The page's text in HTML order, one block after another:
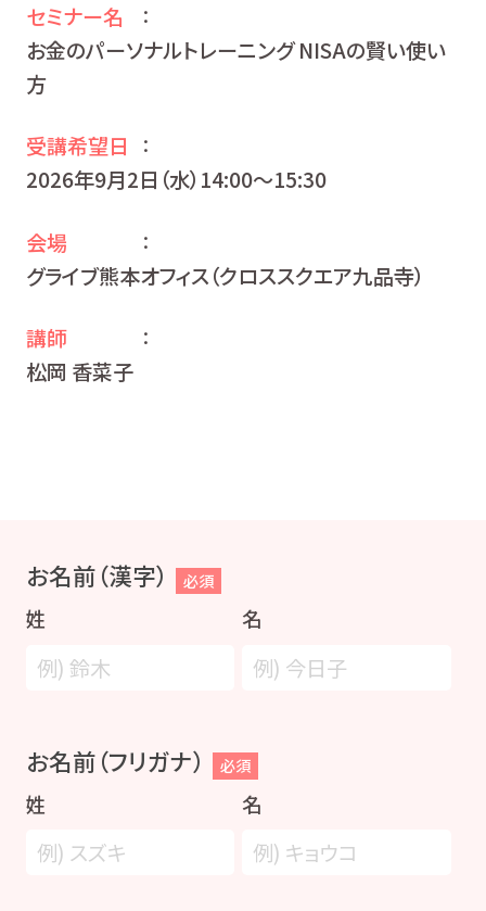
セミナー名 ：
お金のパーソナルトレーニング NISAの賢い使い
方
受講希望日 ：
2026年9月2日（水）14:00〜15:30
会場 ：
グライブ熊本オフィス（クロススクエア九品寺）
講師 ：
松岡 香菜子
お名前（漢字） 必須
姓 名
お名前（フリガナ） 必須
姓 名